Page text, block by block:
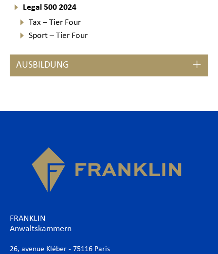
Legal 500 2024
Tax – Tier Four
Sport – Tier Four
AUSBILDUNG
FRANKLIN
Anwaltskammern
26, avenue Kléber - 75116 Paris